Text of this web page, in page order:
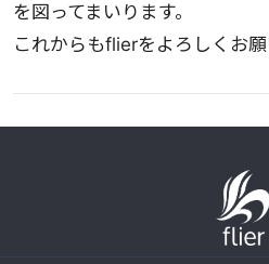
を図ってまいります。
これからもflierをよろしくお願